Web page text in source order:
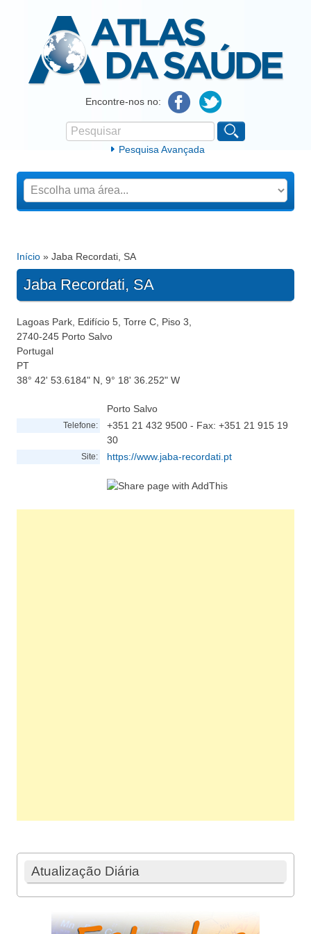
Atlas da SaúdeEncontre-nos no:
Formulário de procura
Pesquisar
Pesquisa Avançada
Está aqui
Início » Jaba Recordati, SA
Jaba Recordati, SA
Lagoas Park, Edifício 5, Torre C, Piso 3,
2740-245 Porto Salvo
Portugal
PT
38° 42' 53.6184" N, 9° 18' 36.252" W
Porto Salvo
Telefone:
+351 21 432 9500 - Fax: +351 21 915 19
30
Site: https://www.jaba-recordati.pt
Atualização Diária